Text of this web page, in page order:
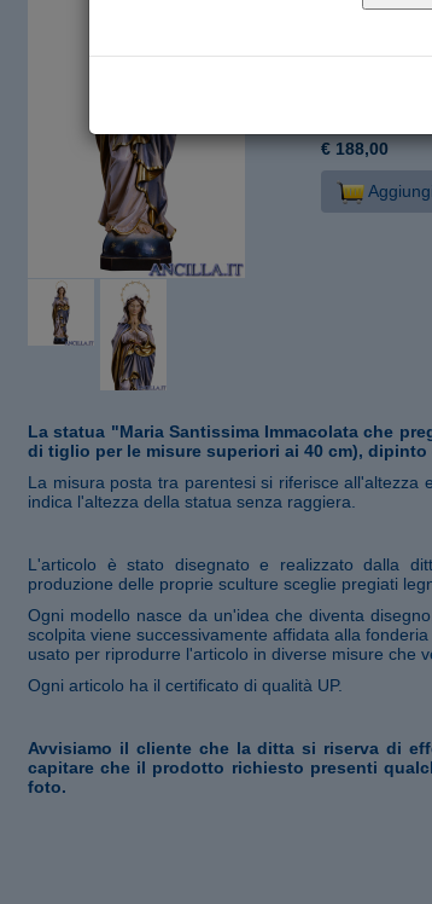
25
€ 188,00
La statua "Maria Santissima Immacolata che
di tiglio per le misure superiori ai 40 cm),
La misura posta tra parentesi si riferisce
indica l'altezza della statua senza raggiera.
L'articolo è stato disegnato e realizzato dalla
produzione delle proprie sculture sceglie pregiati
Ogni modello nasce da un'idea che diventa
scolpita viene successivamente affidata alla
usato per riprodurre l'articolo in diverse misure che
Ogni articolo ha il certificato di qualità UP.
Avvisiamo il cliente che la ditta si riserva di
capitare che il prodotto richiesto presenti
foto.